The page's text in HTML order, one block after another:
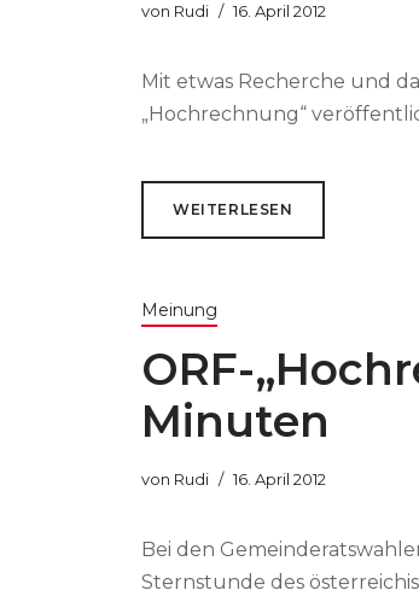
von Rudi 16. April 2012
Mit etwas Recherche und
„Hochrechnung“
WEITERLESEN
Meinung
ORF-
Minuten
von Rudi 16. April 2012
Bei den
Sternstunde des